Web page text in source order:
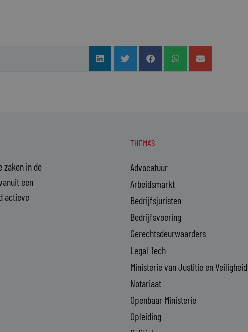
zaken in de
een
actieve
THEMA'S
Advocatuur
Arbeidsmarkt
Bedrijfsjuristen
Bedrijfsvoering
Gerechtsdeurwaarders
Legal Tech
Ministerie van Justitie en Veiligheid
Notariaat
Openbaar Ministerie
Opleiding